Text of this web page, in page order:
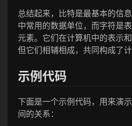
总结起来，比特是最基本的信
中常用的数据单位，而字符是
元素。它们在计算机中的表示
但它们相辅相成，共同构成了
示例代码
下面是一个示例代码，用来演
间的关系：